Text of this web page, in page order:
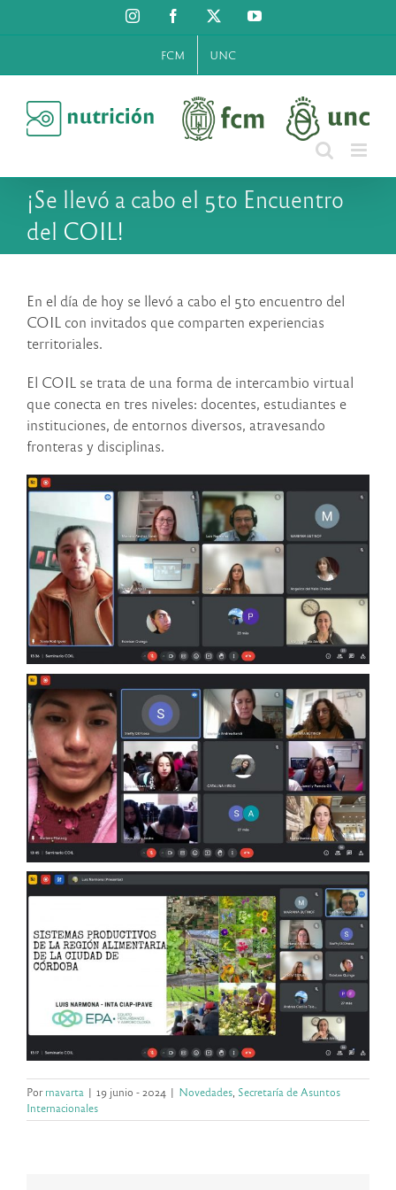
al
InstagramFacebook YouTube
FCM UNC
¡Se llevó a cabo el 5to Encuentro
del COIL!
En el día de hoy se llevó a cabo el 5to encuentro del
COIL con invitados que comparten experiencias
territoriales.
El COIL se trata de una forma de intercambio virtual
que conecta en tres niveles: docentes, estudiantes e
instituciones, de entornos diversos, atravesando
fronteras y disciplinas.
Porrnavarta | 19 junio - 2024 | Novedades, Secretaría de Asuntos
Internacionales